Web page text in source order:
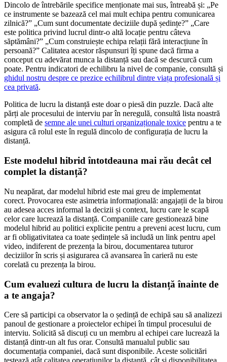
Dincolo de întrebările specifice menționate mai sus, întreabă și: „Pe
ce instrumente se bazează cel mai mult echipa pentru comunicarea
zilnică?” „Cum sunt documentate deciziile după ședințe?” „Care
este politica privind lucrul dintr-o altă locație pentru câteva
săptămâni?” „Cum construiește echipa relații fără interacțiune în
persoană?” Calitatea acestor răspunsuri îți spune dacă firma a
conceput cu adevărat munca la distanță sau dacă se descurcă cum
poate. Pentru indicatori de echilibru la nivel de companie, consultă și
ghidul nostru despre ce prezice echilibrul dintre viața profesională și
cea privată.
Politica de lucru la distanță este doar o piesă din puzzle. Dacă alte
părți ale procesului de interviu par în neregulă, consultă lista noastră
completă de semne ale unei culturi organizaționale toxice pentru a te
asigura că rolul este în regulă dincolo de configurația de lucru la
distanță.
Este modelul hibrid întotdeauna mai rău decât cel
complet la distanță?
Nu neapărat, dar modelul hibrid este mai greu de implementat
corect. Provocarea este asimetria informațională: angajații de la birou
au adesea acces informal la decizii și context, lucru care le scapă
celor care lucrează la distanță. Companiile care gestionează bine
modelul hibrid au politici explicite pentru a preveni acest lucru, cum
ar fi obligativitatea ca toate ședințele să includă un link pentru apel
video, indiferent de prezența la birou, documentarea tuturor
deciziilor în scris și asigurarea că avansarea în carieră nu este
corelată cu prezența la birou.
Cum evaluezi cultura de lucru la distanță înainte de
a te angaja?
Cere să participi ca observator la o ședință de echipă sau să analizezi
panoul de gestionare a proiectelor echipei în timpul procesului de
interviu. Solicită să discuți cu un membru al echipei care lucrează la
distanță dintr-un alt fus orar. Consultă manualul public sau
documentația companiei, dacă sunt disponibile. Aceste solicitări